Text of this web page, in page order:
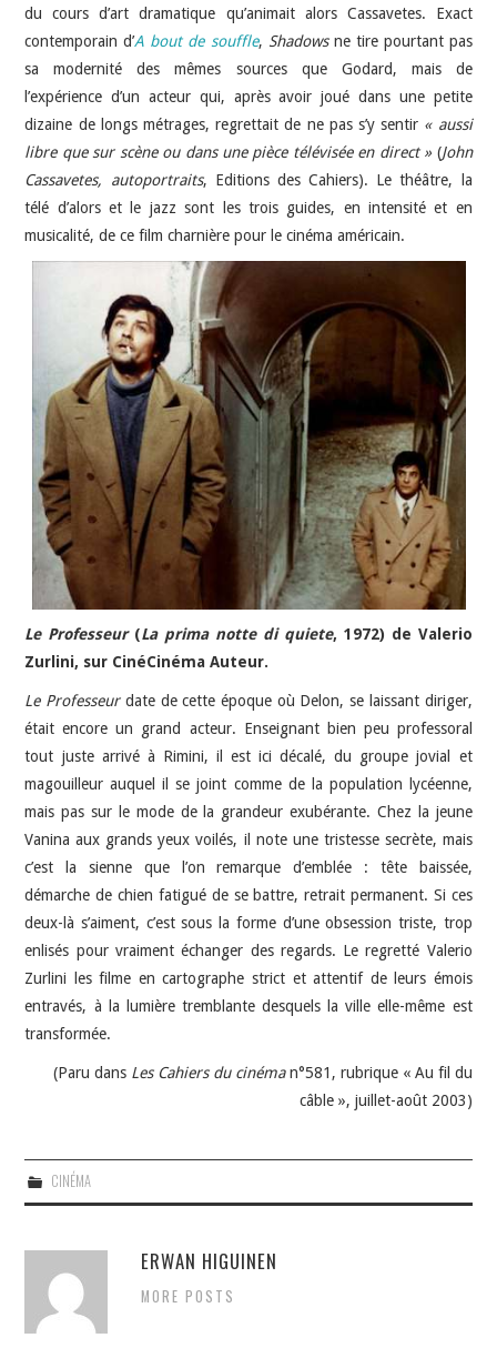
du cours d’art dramatique qu’animait alors Cassavetes. Exact
contemporain d’A bout de souffle, Shadowsne tire pourtant pas
sa modernité des mêmes sources que Godard, mais de
l’expérience d’un acteur qui, après avoir joué dans une petite
dizaine de longs métrages, regrettait de ne pas s’y sentir « aussi
libre que sur scène ou dans une pièce télévisée en direct » (John
Cassavetes, autoportraits, Editions des Cahiers). Le théâtre, la
télé d’alors et le jazz sont les trois guides, en intensité et en
musicalité, de ce film charnière pour le cinéma américain.
Le Professeur(La prima notte di quiete, 1972) de Valerio
Zurlini, sur CinéCinéma Auteur.
Le Professeurdate de cette époque où Delon, se laissant diriger,
était encore un grand acteur. Enseignant bien peu professoral
tout juste arrivé à Rimini, il est ici décalé, du groupe jovial et
magouilleur auquel il se joint comme de la population lycéenne,
mais pas sur le mode de la grandeur exubérante. Chez la jeune
Vanina aux grands yeux voilés, il note une tristesse secrète, mais
c’est la sienne que l’on remarque d’emblée : tête baissée,
démarche de chien fatigué de se battre, retrait permanent. Si ces
deux-là s’aiment, c’est sous la forme d’une obsession triste, trop
enlisés pour vraiment échanger des regards. Le regretté Valerio
Zurlini les filme en cartographe strict et attentif de leurs émois
entravés, à la lumière tremblante desquels la ville elle-même est
transformée.
(Paru dans Les Cahiers du cinéman°581, rubrique « Au fil du
câble », juillet-août 2003)
CINÉMA
ERWAN HIGUINEN
MORE POSTS